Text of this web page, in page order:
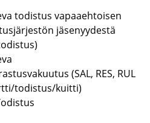
todistus vapaaehtoisen
jäsenyydestä
(SAL, RES, RUL
todistus/kuitti)